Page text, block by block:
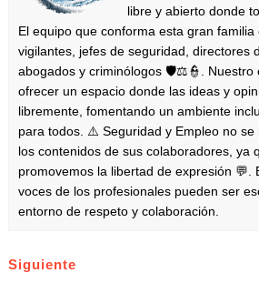
libre y abierto donde
El equipo que conforma esta gran
vigilantes, jefes de seguridad, directores
abogados y criminólogos 🛡️⚖️👮. Nuestro
ofrecer un espacio donde las ideas y
libremente, fomentando un ambiente
para todos. ⚠️ Seguridad y Empleo no se
los contenidos de sus colaboradores, ya
promovemos la libertad de expresión 💬.
voces de los profesionales pueden ser
entorno de respeto y colaboración.
Siguiente